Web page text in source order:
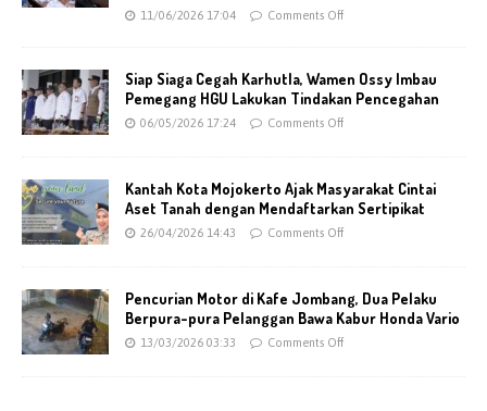
11/06/2026 17:04 Comments Off
Siap Siaga Cegah Karhutla, Wamen Ossy Imbau
Pemegang HGU Lakukan Tindakan Pencegahan
06/05/2026 17:24 Comments Off
Kantah Kota Mojokerto Ajak Masyarakat Cintai
Aset Tanah dengan Mendaftarkan Sertipikat
26/04/2026 14:43 Comments Off
Pencurian Motor di Kafe Jombang, Dua Pelaku
Berpura-pura Pelanggan Bawa Kabur Honda Vario
13/03/2026 03:33 Comments Off